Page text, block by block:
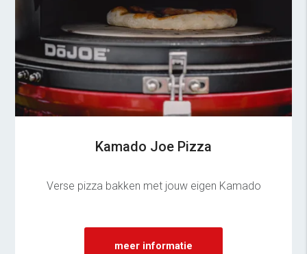
Kamado Joe Pizza
Verse pizza bakken met jouw eigen Kamado
meer informatie